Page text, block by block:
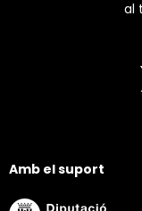
al
Amb el suport